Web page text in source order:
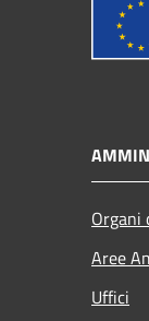
Organi
Aree
Uffici